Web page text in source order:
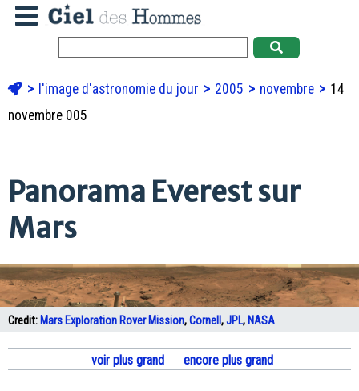
l'image d'astronomie du jour 2005 novembre
14
novembre 005
Panorama Everest sur
Mars
Credit: Mars Exploration Rover Mission,Cornell ,JPL, NASA
voir plus grand encore plus grand